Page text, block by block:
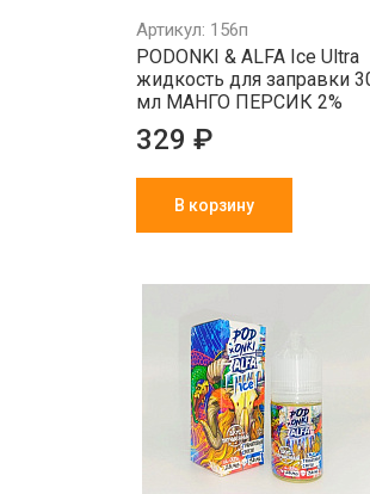
Артикул: 156п
PODONKI & ALFA Ice Ultra
жидкость для заправки
мл МАНГО ПЕРСИК 2%
329 ₽
В корзину